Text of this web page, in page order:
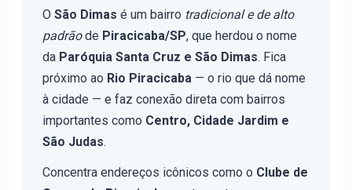
O São Dimas é um bairro tradicional e de alto
padrãode Piracicaba/SP, que herdou o nome
da Paróquia Santa Cruz e São Dimas. Fica
próximo ao Rio Piracicaba — o rio que dá nome
à cidade — e faz conexão direta com bairros
importantes como Centro, Cidade Jardim e
São Judas.
Concentra endereços icônicos como o Clube de